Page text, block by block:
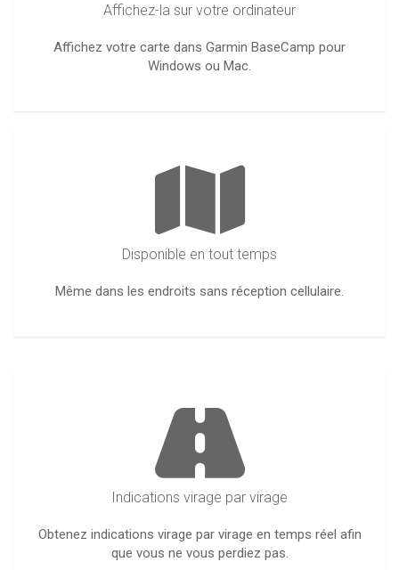
Affichez-la sur votre ordinateur
Affichez votre carte dans Garmin BaseCamp pour
Windows ou Mac.
Disponible en tout temps
Même dans les endroits sans réception cellulaire.
Indications virage par virage
Obtenez indications virage par virage en temps réel afin
que vous ne vous perdiez pas.